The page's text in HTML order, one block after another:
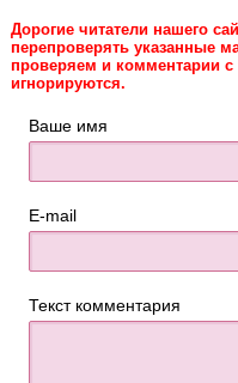
Дорогие читатели нашего
перепроверять указанные
проверяем и комментарии
игнорируются.
Ваше имя
E-mail
Текст комментария